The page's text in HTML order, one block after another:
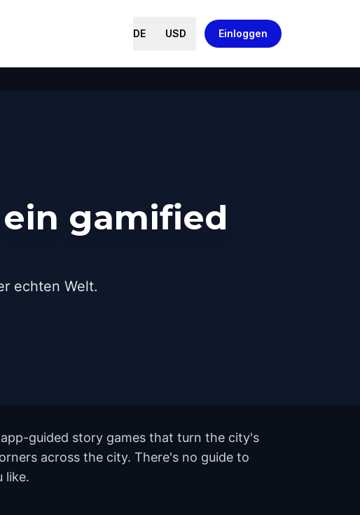
DE USD Einloggen
gamified
echten Welt.
guided story games that turn the city's
across the city. There's no guide to
like.